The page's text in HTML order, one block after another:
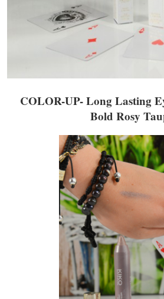
COLOR-UP- Long Lasting
Bold Rosy